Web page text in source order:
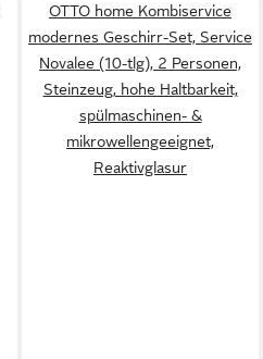
OTTO home Kombiservice
modernes Geschirr-Set, Service
Novalee (10-tlg), 2 Personen,
Steinzeug, hohe Haltbarkeit,
spülmaschinen- &
mikrowellengeeignet,
Reaktivglasur